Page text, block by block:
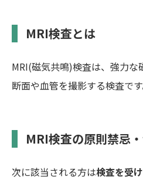
MRI検査とは
MRI(磁気共鳴)検査は、強力
断面や血管を撮影する検査です
MRI検査の原則禁忌
次に該当される方は検査を受